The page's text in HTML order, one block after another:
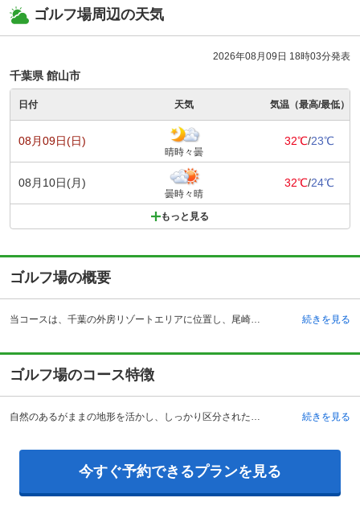
ゴルフ場周辺の天気
2026年08月09日 18時03分発表
千葉県 館山市
日付 天気 気温（最高/最低）
08月09日(日)
晴時々曇
32℃/23℃
08月10日(月)
曇時々晴
32℃/24℃
もっと見る
ゴルフ場の概要
当コースは、千葉の外房リゾートエリアに位置し、尾崎将司プロ監修のゴルフ場として1995年4月薄井茂の設計でオープンしました。ビギナーから上級者までゴルフを楽しめるゴルフ場として人気です。18ホール、パー72、コースレート71.4、OUTコース3340ヤード、INコース3,138ヤード、総ヤード数6,478ヤード、丘陵形状のコースで、ベントグリーン、面積約93.7万平方メートルの自然豊かなゴルフ場です。 宿泊施設も併設され、全11室の客室は、大理石や御影石が贅沢にほどこされたバスルームなどリッチな気分を味わえます。全室フェアウェイビューで101平方メートル（2LDK）の広々とした欧米スタイルのスウィートヴィラでは、ゴルフ場で暮らすようなリゾートライフが過ごせます。宿泊を伴う各種プランもあり、ゴルフの楽しみやアフターゴルフのゆったりとしたリゾートステイも楽しめます。 続きを見る
ゴルフ場のコース特徴
自然のあるがままの地形を活かし、しっかり区分された各ホールは、美しさと戦略性を併せ持ち、14本全てのクラブを駆使して攻略しなくてはいけない刺激あるコースです。 INコースの各ホールは慎重にホールルートを考えて攻めなければスコアをまとめることは難しいコースです。特に、13,15,18番ホールは飛距離だけにこだわると厳しいバンカーにつかまります。飛距離だけが目的のゴルフではなく、アイアンなどで細かく刻むなど緻密なプレーが大切です。どのホールもリゾートコースならではの開放感を存分に感じられ、コースは乗用カートによるセルフプレーの各ホール変化に富んだ18ホールになっています。どのようなレベルのゴルファーも本当のゴルフを楽しむことができるゴルフ場です。 続きを見る
今すぐ予約できるプランを見る